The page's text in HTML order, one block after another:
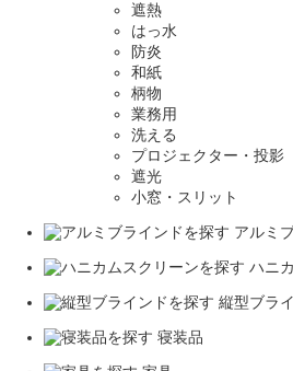
遮熱
はっ水
防炎
和紙
柄物
業務用
洗える
プロジェクター・投影
遮光
小窓・スリット
アルミ
ハニ
縦型ブラ
寝装品